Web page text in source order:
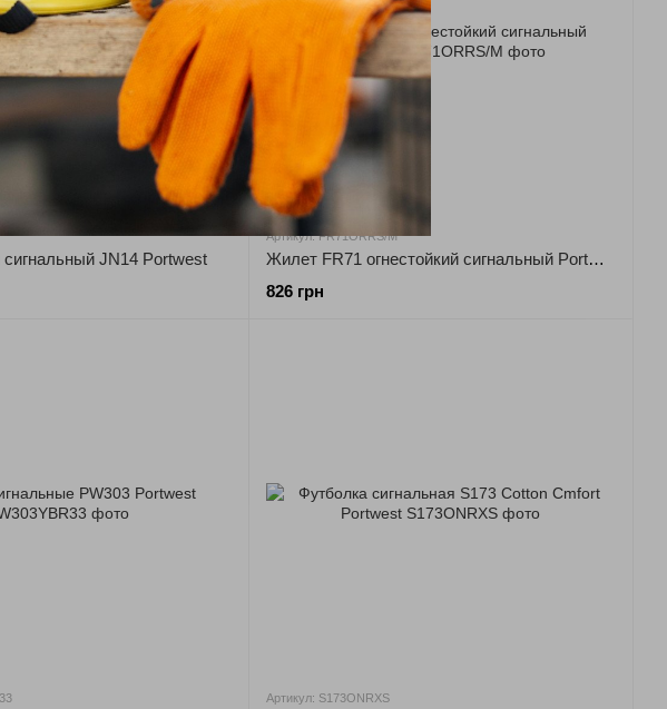
JN14 Portwest
Артикул: FR71ORRS/M
Жилет FR71 огнестойкий сигнальный Portwest
826 грн
Артикул: S173ONRXS